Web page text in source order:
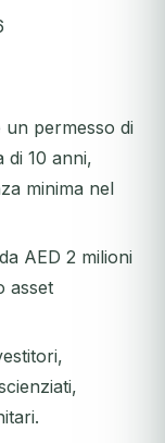
un permesso di
di 10 anni,
minima nel
AED 2 milioni
asset